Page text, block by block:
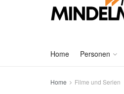
Home Personen
Home Filme und Serien